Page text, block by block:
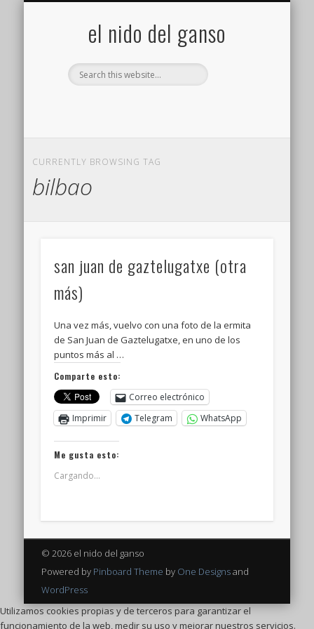
el nido del ganso
CURRENTLY BROWSING TAG
bilbao
san juan de gaztelugatxe (otra
más)
Una vez más, vuelvo con una foto de la ermita
de San Juan de Gaztelugatxe, en uno de los
puntos más al …
Comparte esto:
Correo electrónico
Imprimir
Telegram WhatsApp
Me gusta esto:
Cargando...
© 2026 el nido del ganso
Powered by Pinboard Theme by One Designsand
WordPress
Utilizamos cookies propias y de terceros para garantizar el
funcionamiento de la web, medir su uso y mejorar nuestros servicios.